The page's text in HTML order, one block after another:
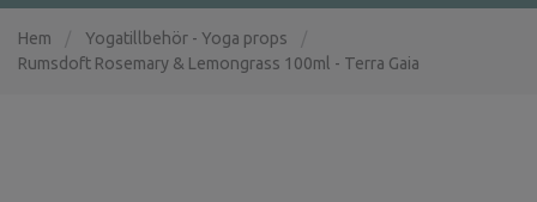
Hem Yogatillbehör - Yoga props
Rumsdoft Rosemary & Lemongrass 100ml - Terra Gaia